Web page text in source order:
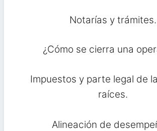
Notarías y trámites.
¿Cómo se cierra una
Impuestos y parte legal de
raíces.
Alineación de